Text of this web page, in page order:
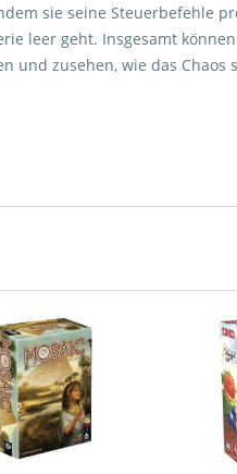
sie seine Steuerbefehle
leer geht. Insgesamt
und zusehen, wie das Chaos